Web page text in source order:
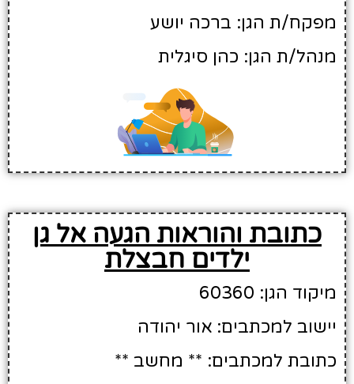
מפקח/ת הגן: ברכה יושע
מנהל/ת הגן: כהן סיגלית
כתובת והוראות הגעה אל גן
ילדים חבצלת
מיקוד הגן: 60360
יישוב למכתבים: אור יהודה
כתובת למכתבים: ** מחשב **